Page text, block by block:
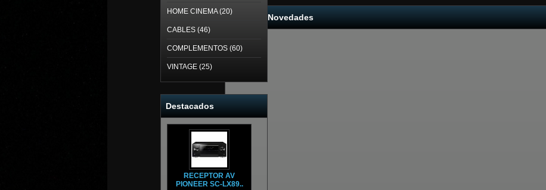
HOME CINEMA (20)
CABLES (46)
COMPLEMENTOS (60)
VINTAGE (25)
Destacados
RECEPTOR AV
PIONEER SC-LX89..
Novedades